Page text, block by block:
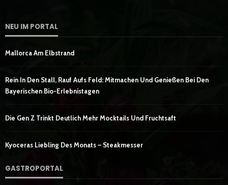
NEU IM PORTAL
Mallorca Am Elbstrand
Rein In Den Stall, Rauf Aufs Feld: Mitmachen Und Genießen Bei Den
Bayerischen Bio-Erlebnistagen
Die Gen Z Trinkt Deutlich Mehr Mocktails Und Fruchtsaft
Kyoceras Liebling Des Monats – Steakmesser
GASTROPORTAL